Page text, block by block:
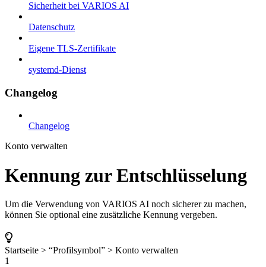
Sicherheit bei VARIOS AI
Datenschutz
Eigene TLS-Zertifikate
systemd-Dienst
Changelog
Changelog
Konto verwalten
Kennung zur Entschlüsselung
Um die Verwendung von VARIOS AI noch sicherer zu machen,
können Sie optional eine zusätzliche Kennung vergeben.
Startseite > “Profilsymbol” > Konto verwalten
1